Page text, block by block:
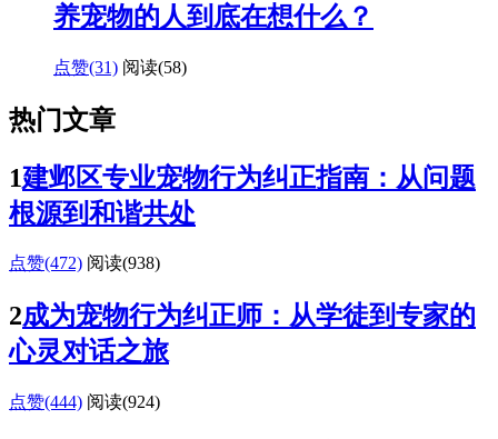
养宠物的人到底在想什么？
点赞(31) 阅读(58)
热门文章
1建邺区专业宠物行为纠正指南：从问题
根源到和谐共处
点赞(472) 阅读(938)
2成为宠物行为纠正师：从学徒到专家的
心灵对话之旅
点赞(444) 阅读(924)